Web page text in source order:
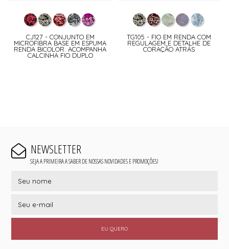
CJ127 - CONJUNTO EM
MICROFIBRA BASE EM ESPUMA
RENDA BICOLOR. ACOMPANHA
CALCINHA FIO DUPLO
TG105 - FIO EM RENDA COM
REGULAGEM E DETALHE DE
CORAÇÃO ATRÁS
NEWSLETTER
SEJA A PRIMEIRA A SABER DE NOSSAS NOVIDADES E PROMOÇÕES!
EU QUERO